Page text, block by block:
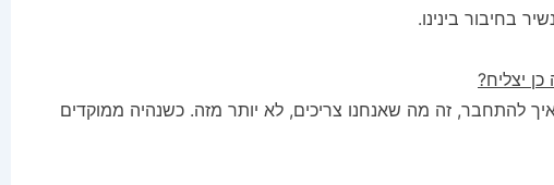
בחיבור בינינו.
יצליח?
להתחבר, זה מה שאנחנו צריכים, לא יותר מזה. כשנהיה ממוקדים